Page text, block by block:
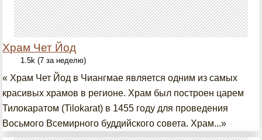
Храм Чет Йод
1.5k (7 за неделю)
« Храм Чет Йод в Чиангмае является одним из самых
красивых храмов в регионе. Храм был построен царем
Тилокаратом (Tilokarat) в 1455 году для проведения
Восьмого Всемирного буддийского совета. Храм...»